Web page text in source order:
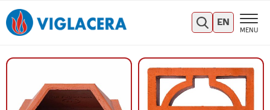
MENU
EN